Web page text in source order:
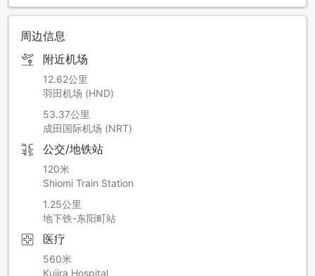
周边信息
附近机场
12.62公里
羽田机场 (HND)
53.37公里
成田国际机场 (NRT)
公交/地铁站
120米
Shiomi Train Station
1.25公里
地下铁-东阳町站
医疗
560米
Kujira Hospital